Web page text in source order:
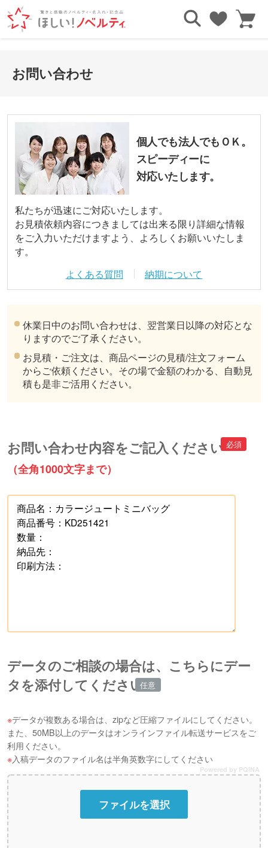
お問い合わせ
個人でも法人でもＯＫ。
スピーディーに
対応いたします。
私たちが迅速にご対応いたします。
お見積依頼内容につきましては出来る限り詳細な情報
をご入力いただけますよう、よろしくお願いいたしま
す。
よくある質問
納期について
休業日中のお問い合わせは、翌営業日以降の対応とな
りますのでご了承ください。
お見積・ご注文は、商品ページの見積/注文フォーム
からご依頼ください。その場で金額のわかる、自動見
積も是非ご活用ください。
お問い合わせ内容をご記入ください
（全角1000文字まで）
データのご相談の場合は、こちらにデー
タを添付してください
データが複数ある場合は、zipなど圧縮ファイルにしてください。
また、50MB以上のデータはオンラインファイル転送サービスをご
利用ください。
入稿データのファイル名は半角英数字にしてください
Powered by PQINA
ファイルを選択